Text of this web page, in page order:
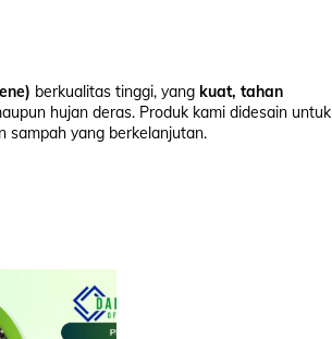
berkualitas tinggi, yang kuat, tahan
hujan deras. Produk kami didesain untuk
sampah yang berkelanjutan.